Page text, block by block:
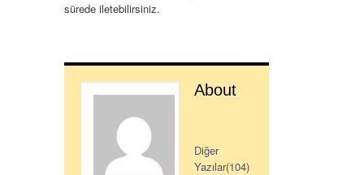
sürede iletebilirsiniz.
About
Diğer
Yazılar(104)